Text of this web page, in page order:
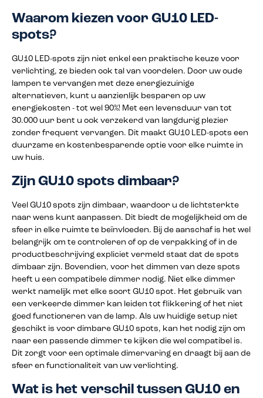
Waarom kiezen voor GU10 LED-
spots?
GU10 LED-spots zijn niet enkel een praktische keuze voor
verlichting, ze bieden ook tal van voordelen. Door uw oude
lampen te vervangen met deze energiezuinige
alternatieven, kunt u aanzienlijk besparen op uw
energiekosten - tot wel 90%! Met een levensduur van tot
30.000 uur bent u ook verzekerd van langdurig plezier
zonder frequent vervangen. Dit maakt GU10 LED-spots een
duurzame en kostenbesparende optie voor elke ruimte in
uw huis.
Zijn GU10 spots dimbaar?
Veel GU10 spots zijn dimbaar, waardoor u de lichtsterkte
naar wens kunt aanpassen. Dit biedt de mogelijkheid om de
sfeer in elke ruimte te beïnvloeden. Bij de aanschaf is het wel
belangrijk om te controleren of op de verpakking of in de
productbeschrijving expliciet vermeld staat dat de spots
dimbaar zijn. Bovendien, voor het dimmen van deze spots
heeft u een compatibele dimmer nodig. Niet elke dimmer
werkt namelijk met elke soort GU10 spot. Het gebruik van
een verkeerde dimmer kan leiden tot flikkering of het niet
goed functioneren van de lamp. Als uw huidige setup niet
geschikt is voor dimbare GU10 spots, kan het nodig zijn om
naar een passende dimmer te kijken die wel compatibel is.
Dit zorgt voor een optimale dimervaring en draagt bij aan de
sfeer en functionaliteit van uw verlichting.
Wat is het verschil tussen GU10 en